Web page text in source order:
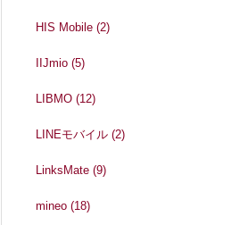
HIS Mobile(2)
IIJmio(5)
LIBMO(12)
LINEモバイル(2)
LinksMate(9)
mineo(18)